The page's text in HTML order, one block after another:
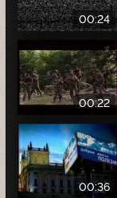
00:24
00:22
00:36